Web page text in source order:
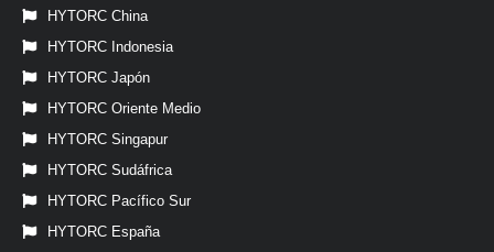
HYTORC China
HYTORC Indonesia
HYTORC Japón
HYTORC Oriente Medio
HYTORC Singapur
HYTORC Sudáfrica
HYTORC Pacífico Sur
HYTORC España